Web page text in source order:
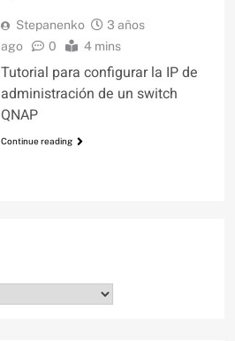
Stepanenko
3 años
ago
0 4 mins
Tutorial para configurar la IP de
administración de un switch
QNAP
Continue reading